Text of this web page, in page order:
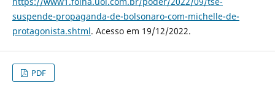
suspende-propaganda-de-bolsonaro-com-michelle-de-
protagonista.shtml. Acesso em 19/12/2022.
PDF